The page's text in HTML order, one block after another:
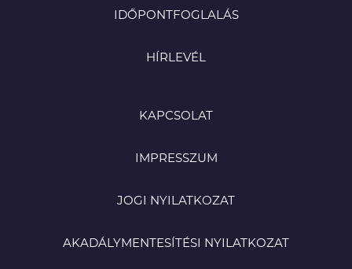
IDŐPONTFOGLALÁS
HÍRLEVÉL
KAPCSOLAT
IMPRESSZUM
JOGI NYILATKOZAT
AKADÁLYMENTESÍTÉSI NYILATKOZAT